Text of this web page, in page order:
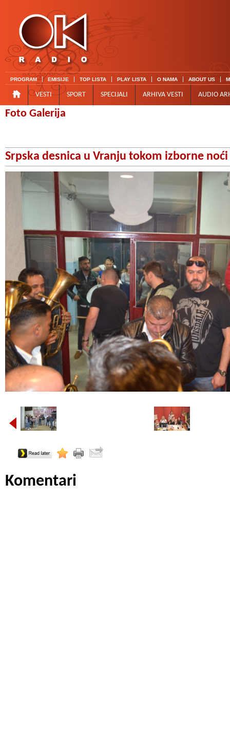
PROGRAM EMISIJE TOP LISTA PLAY LISTA O NAMA ABOUT US
VESTI SPORT SPECIJALI ARHIVA VESTI AUDIO
Foto Galerija
Srpska desnica u Vranju tokom izborne noći
Komentari